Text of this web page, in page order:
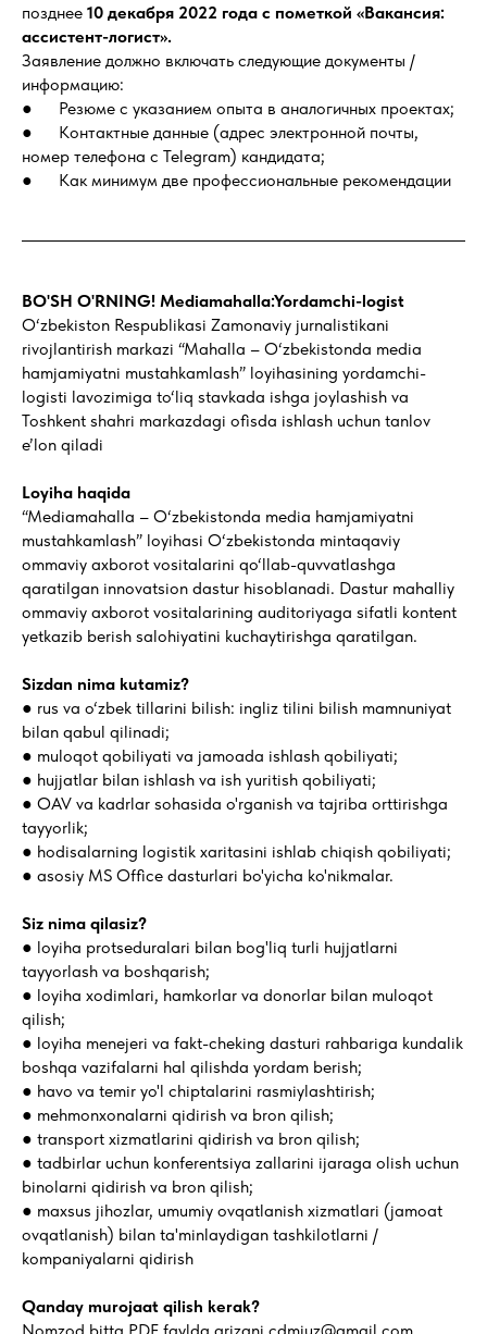
позднее 10 декабря 2022 года с пометкой «Вакансия:
ассистент-логист».
Заявление должно включать следующие документы /
информацию:
● Резюме с указанием опыта в аналогичных проектах;
● Контактные данные (адрес электронной почты,
номер телефона с Telegram) кандидата;
● Как минимум две профессиональные рекомендации
BO'SH O'RNING! Mediamahalla:Yordamchi-logist
O‘zbekiston Respublikasi Zamonaviy jurnalistikani
rivojlantirish markazi “Mahalla – O‘zbekistonda media
hamjamiyatni mustahkamlash” loyihasining yordamchi-
logisti lavozimiga to‘liq stavkada ishga joylashish va
Toshkent shahri markazdagi ofisda ishlash uchun tanlov
e’lon qiladi
Loyiha haqida
“Mediamahalla – O‘zbekistonda media hamjamiyatni
mustahkamlash” loyihasi O‘zbekistonda mintaqaviy
ommaviy axborot vositalarini qo‘llab-quvvatlashga
qaratilgan innovatsion dastur hisoblanadi. Dastur mahalliy
ommaviy axborot vositalarining auditoriyaga sifatli kontent
yetkazib berish salohiyatini kuchaytirishga qaratilgan.
Sizdan nima kutamiz?
● rus va o‘zbek tillarini bilish: ingliz tilini bilish mamnuniyat
bilan qabul qilinadi;
● muloqot qobiliyati va jamoada ishlash qobiliyati;
● hujjatlar bilan ishlash va ish yuritish qobiliyati;
● OAV va kadrlar sohasida o'rganish va tajriba orttirishga
tayyorlik;
● hodisalarning logistik xaritasini ishlab chiqish qobiliyati;
● asosiy MS Office dasturlari bo'yicha ko'nikmalar.
Siz nima qilasiz?
● loyiha protseduralari bilan bog'liq turli hujjatlarni
tayyorlash va boshqarish;
● loyiha xodimlari, hamkorlar va donorlar bilan muloqot
qilish;
● loyiha menejeri va fakt-cheking dasturi rahbariga kundalik
boshqa vazifalarni hal qilishda yordam berish;
● havo va temir yo'l chiptalarini rasmiylashtirish;
● mehmonxonalarni qidirish va bron qilish;
● transport xizmatlarini qidirish va bron qilish;
● tadbirlar uchun konferentsiya zallarini ijaraga olish uchun
binolarni qidirish va bron qilish;
● maxsus jihozlar, umumiy ovqatlanish xizmatlari (jamoat
ovqatlanish) bilan ta'minlaydigan tashkilotlarni /
kompaniyalarni qidirish
Qanday murojaat qilish kerak?
Nomzod bitta PDF faylda arizani cdmjuz@gmail.com